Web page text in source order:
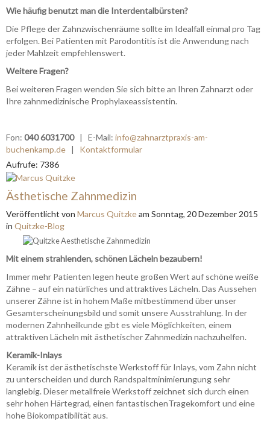
Wie häufig benutzt man die Interdentalbürsten?
Die Pflege der Zahnzwischenräume sollte im Idealfall einmal pro Tag
erfolgen. Bei Patienten mit Parodontitis ist die Anwendung nach
jeder Mahlzeit empfehlenswert.
Weitere Fragen?
Bei weiteren Fragen wenden Sie sich bitte an Ihren Zahnarzt oder
Ihre zahnmedizinische Prophylaxeassistentin.
Fon: 040 6031700| E-Mail: info@zahnarztpraxis-am-
buchenkamp.de | Kontaktformular
Aufrufe: 7386
Ästhetische Zahnmedizin
Veröffentlicht von Marcus Quitzkeam Sonntag, 20 Dezember 2015
in Quitzke-Blog
Mit einem strahlenden, schönen Lächeln bezaubern!
Immer mehr Patienten legen heute großen Wert auf schöne weiße
Zähne – auf ein natürliches und attraktives Lächeln. Das Aussehen
unserer Zähne ist in hohem Maße mitbestimmend über unser
Gesamterscheinungsbild und somit unsere Ausstrahlung. In der
modernen Zahnheilkunde gibt es viele Möglichkeiten, einem
attraktiven Lächeln mit ästhetischer Zahnmedizin nachzuhelfen.
Keramik-Inlays
Keramik ist der ästhetischste Werkstoff für Inlays, vom Zahn nicht
zu unterscheiden und durch Randspaltminimierungung sehr
langlebig. Dieser metallfreie Werkstoff zeichnet sich durch einen
sehr hohen Härtegrad, einen fantastischenTragekomfort und eine
hohe Biokompatibilität aus.